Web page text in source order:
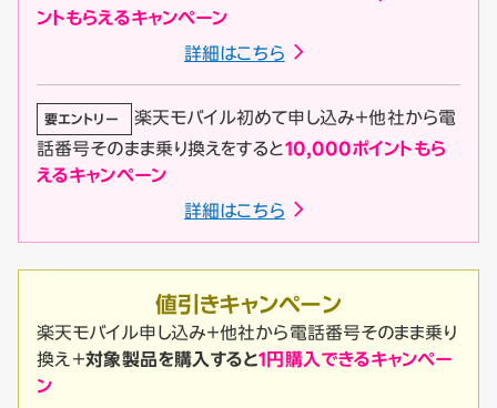
ントもらえるキャンペーン
詳細はこちら
要エントリー
楽天モバイル初めて申し込み＋他社から電
話番号そのまま乗り換えをすると10,000ポイントもら
えるキャンペーン
詳細はこちら
値引きキャンペーン
楽天モバイル申し込み＋他社から電話番号そのまま乗り
換え＋対象製品を購入すると1円購入できるキャンペー
ン